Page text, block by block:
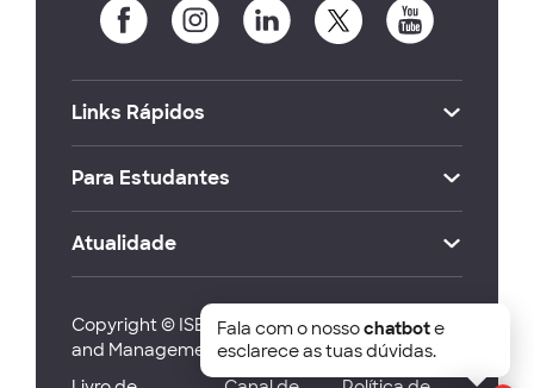
Links Rápidos
Para Estudantes
Atualidade
Copyright © ISEG Lisbon School of Economics
and Management 2026
Fala com o nossochatbote
esclarece as tuas dúvidas.